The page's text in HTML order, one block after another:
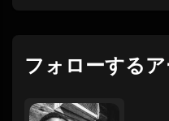
フォローする